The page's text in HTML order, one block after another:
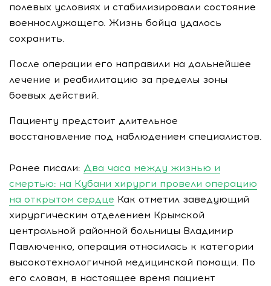
полевых условиях и стабилизировали состояние
военнослужащего. Жизнь бойца удалось
сохранить.
После операции его направили на дальнейшее
лечение и реабилитацию за пределы зоны
боевых действий.
Пациенту предстоит длительное
восстановление под наблюдением специалистов.
Ранее писали: Два часа между жизнью и
смертью: на Кубани хирурги провели операцию
на открытом сердце Как отметил заведующий
хирургическим отделением Крымской
центральной районной больницы Владимир
Павлюченко, операция относилась к категории
высокотехнологичной медицинской помощи. По
его словам, в настоящее время пациент